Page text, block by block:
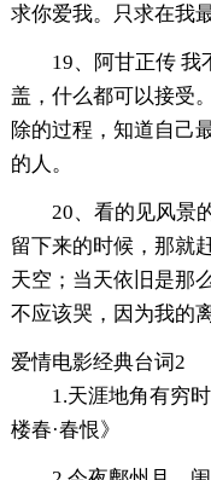
求你爱我。只求在我
19、阿甘正传 我
盖，什么都可以接受
除的过程，知道自己
的人。
20、看的见风景
留下来的时候，那就
天空；当天依旧是那
不应该哭，因为我的
爱情电影经典台词2
1.天涯地角有穷
楼春·春恨》